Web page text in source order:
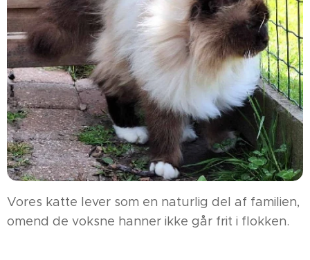
Vores katte lever som en naturlig del af familien,
omend de voksne hanner ikke går frit i flokken.